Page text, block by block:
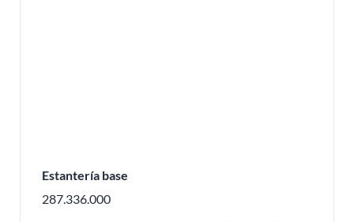
Estantería base
287.336.000